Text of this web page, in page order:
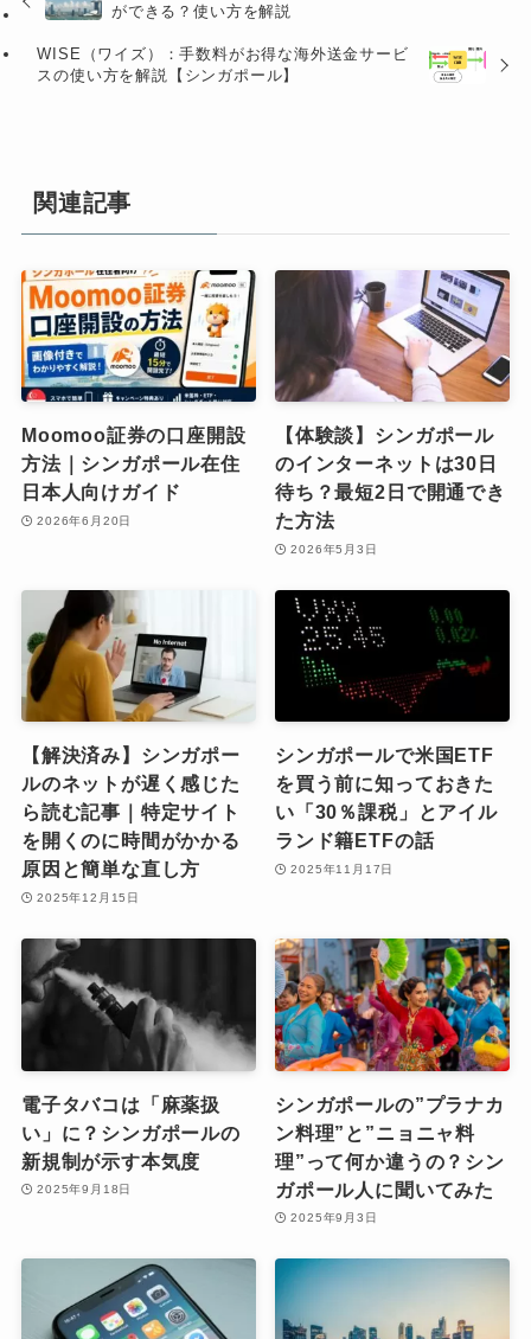
ができる？使い方を解説
WISE（ワイズ）：手数料がお得な海外送金サービ
スの使い方を解説【シンガポール】
関連記事
Moomoo証券の口座開設
方法｜シンガポール在住
日本人向けガイド
2026年6月20日
【体験談】シンガポール
のインターネットは30日
待ち？最短2日で開通でき
た方法
2026年5月3日
【解決済み】シンガポー
ルのネットが遅く感じた
ら読む記事｜特定サイト
を開くのに時間がかかる
原因と簡単な直し方
2025年12月15日
シンガポールで米国ETF
を買う前に知っておきた
い「30％課税」とアイル
ランド籍ETFの話
2025年11月17日
電子タバコは「麻薬扱
い」に？シンガポールの
新規制が示す本気度
2025年9月18日
シンガポールの”プラナカ
ン料理”と”ニョニャ料
理”って何か違うの？シン
ガポール人に聞いてみた
2025年9月3日